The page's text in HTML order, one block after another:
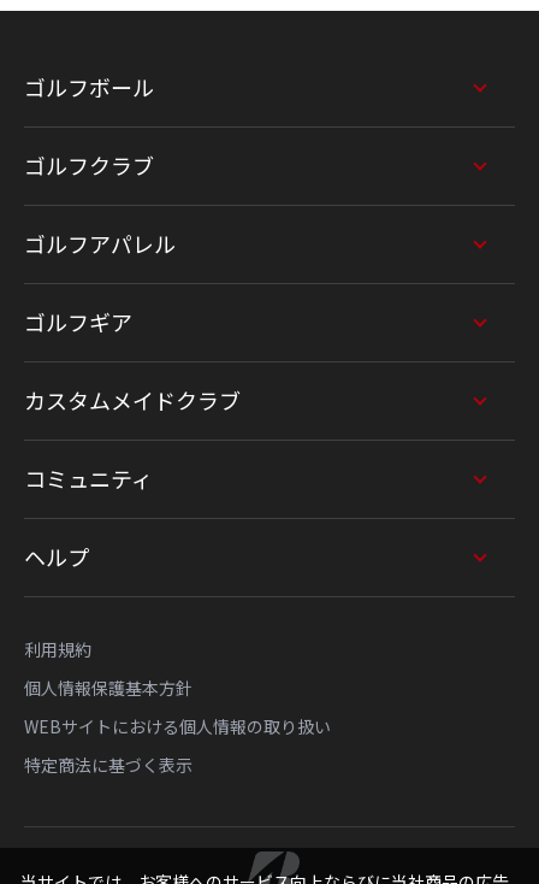
ゴルフボール
ゴルフクラブ
ゴルフアパレル
ゴルフギア
カスタムメイドクラブ
コミュニティ
ヘルプ
利用規約
個人情報保護基本方針
WEBサイトにおける個人情報の取り扱い
特定商法に基づく表示